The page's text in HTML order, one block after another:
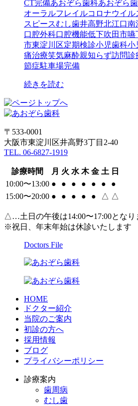
CT完備あおぞら歯科あおぞら
オーラルフレイルコロナウイル
スピースむし歯井高野北江口南
口腔外科口腔機能低下吹田市嚥
市東淀川区定期検診小児歯科小
痛治療笑気麻酔親知らず訪問診
節症駐車場完備
続きを読む
〒533-0001
大阪市東淀川区井高野3丁目2-40
TEL. 06-6827-1919
診療時間 月 火 水 木 金 土 日
10:00〜13:00 ● ● ● ● ● ●
●
15:00〜20:00 ● ● ● ● ● △ △
△…土日の午後は14:00〜17:00となり
※祝日、年末年始は休診いたします
Doctors File
HOME
ドクター紹介
当院のご案内
初診の方へ
採用情報
ブログ
プライバシーポリシー
診療案内
歯周病
むし歯